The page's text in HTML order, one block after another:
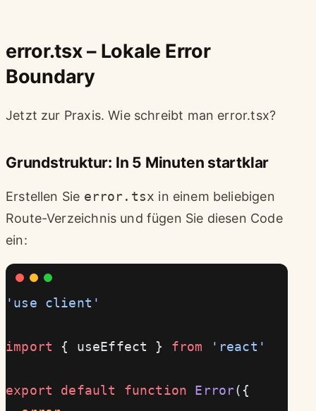
error.tsx – Lokale Error
Boundary
Jetzt zur Praxis. Wie schreibt man error.tsx?
Grundstruktur: In 5 Minuten startklar
Erstellen Sie error.tsx in einem beliebigen
Route-Verzeichnis und fügen Sie diesen Code
ein:
'use client'
import { useEffect } from 'react'
export default function Error({